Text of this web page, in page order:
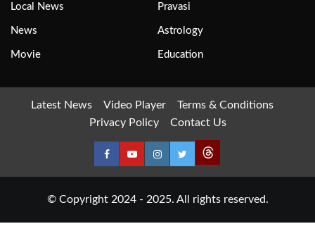
Local News Pravasi
News Astrology
Movie Education
Latest News Video Player
Terms & Conditions
Privacy Policy
Contact Us
© Copyright 2024 - 2025. All rights reserved.